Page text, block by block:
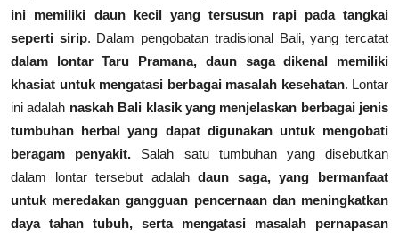
ini memiliki daun kecil yang tersusun rapi pada tangkai
seperti sirip. Dalam pengobatan tradisional Bali, yang tercatat
dalam lontar Taru Pramana, daun saga dikenal memiliki
khasiat untuk mengatasi berbagai masalah kesehatan. Lontar
ini adalah naskah Bali klasik yang menjelaskan berbagai jenis
tumbuhan herbal yang dapat digunakan untuk mengobati
beragam penyakit. Salah satu tumbuhan yang disebutkan
dalam lontar tersebut adalahdaun saga, yang bermanfaat
untuk meredakan gangguan pencernaan dan meningkatkan
daya tahan tubuh, serta mengatasi masalah pernapasan